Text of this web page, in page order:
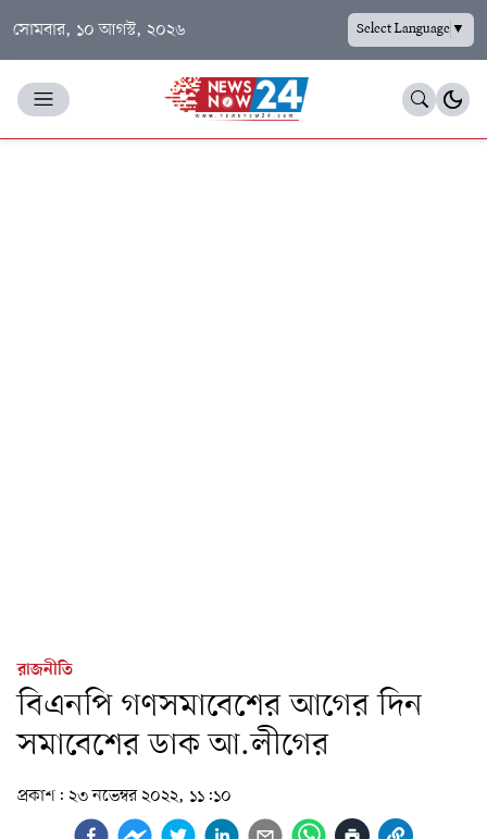
সোমবার, ১০ আগস্ট, ২০২৬ Select Language▼
রাজনীতি
বিএনপি গণসমাবেশের আগের দিন
সমাবেশের ডাক আ.লীগের
প্রকাশ: ২৩ নভেম্বর ২০২২, ১১:১০